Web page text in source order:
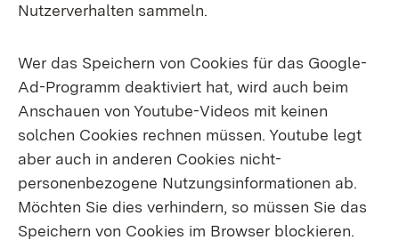
Nutzerverhalten sammeln.
Wer das Speichern von Cookies für das Google-
Ad-Programm deaktiviert hat, wird auch beim
Anschauen von Youtube-Videos mit keinen
solchen Cookies rechnen müssen. Youtube legt
aber auch in anderen Cookies nicht-
personenbezogene Nutzungsinformationen ab.
Möchten Sie dies verhindern, so müssen Sie das
Speichern von Cookies im Browser blockieren.